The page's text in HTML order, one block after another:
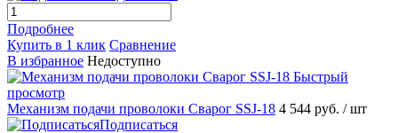
Подробнее
Купить в 1 клик Сравнение
В избранное Недоступно
Быстрый
просмотр
Механизм подачи проволоки Сварог SSJ-18 4 544 руб. / шт
Подписаться